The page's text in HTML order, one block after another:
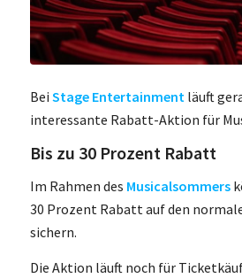
Bei Stage Entertainmentläuft
interessante Rabatt-Aktion für
Bis zu 30 Prozent Rabatt
Im Rahmen des Musicalsommers
30 Prozent Rabatt auf den
sichern.
Die Aktion läuft noch für